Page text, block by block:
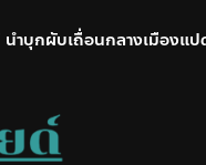
บุกผับเถื่อนกลางเมืองแป